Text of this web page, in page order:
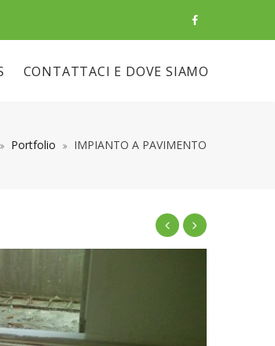
CONTATTACI E DOVE SIAMO
Portfolio IMPIANTO A PAVIMENTO